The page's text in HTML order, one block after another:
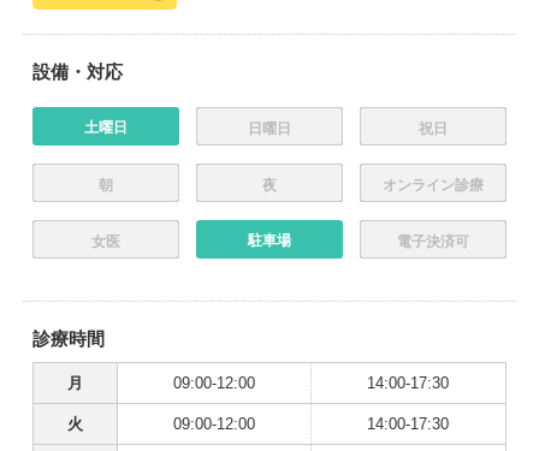
設備・対応
土曜日 日曜日 祝日
朝 夜 オンライン診療
女医 駐車場 電子決済可
診療時間
月 09:00-12:00 14:00-17:30
火 09:00-12:00 14:00-17:30